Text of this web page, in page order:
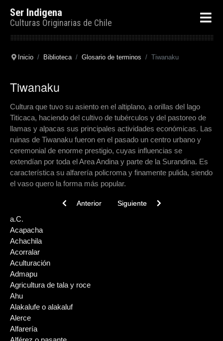
Ser Indigena
Culturas Originarias de Chile
Inicio Biblioteca Glosario de terminos Tiwanaku
Tiwanaku
Cultura que tuvo su asiento en el altiplano, a orillas del lago
Titicaca, haciendo del cultivo de tubérculos y del pastoreo de
llamas y alpacas sus principales actividades económicas. Las
ruinas de Tiwanaku fueron en el pasado un centro urbano y
ceremonial de enorme prestigio, cuyas influencias se
extendían por toda el Area Andina y parte de la Surandina. Es
característica su alfarería policroma y finamente pulida, siendo
el vaso quero la forma más popular.
Previous article: Toki
Anterior Next article: Tirúa
Siguiente
a.C.
Acapacha
Achachila
Acorralar
Aculturación
Admapu
Agricultura de tala y roce
Ahu
Alakalufe o alakaluf
Alerce
Alfarería